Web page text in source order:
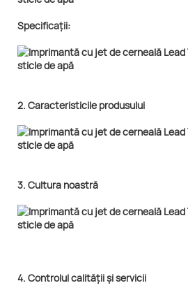
Specificații:
2. Caracteristicile produsului
3. Cultura noastră
4. Controlul calității și servicii